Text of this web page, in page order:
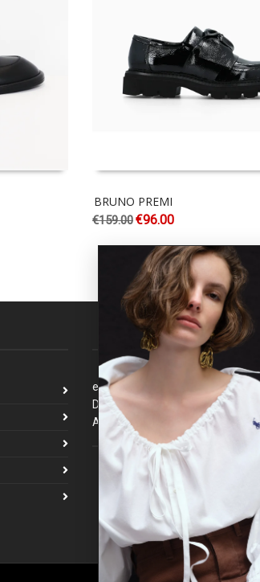
BRUNO PREMI
€159.00€96.00
Klientų aptarnavimas
Darbo laikas: I-V 8:00-17:00
Atsakymas per 1-3 darbo dienas
Mus galite rasti